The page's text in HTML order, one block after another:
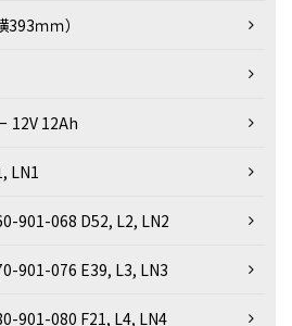
ｍｍ）
12V 12Ah
LN1
901-068 D52, L2, LN2
901-076 E39, L3, LN3
901-080 F21, L4, LN4